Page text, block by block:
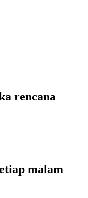
rencana
malam